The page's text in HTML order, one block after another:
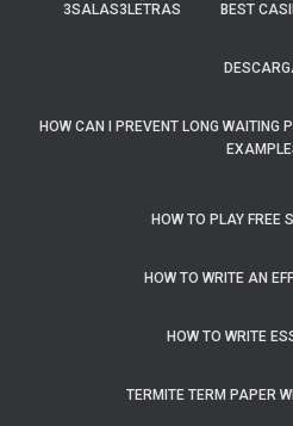
3SALAS3LETRAS BEST
HOW CAN I PREVENT LONG WAITING
HOW TO PLAY FREE
HOW TO WRITE AN
HOW TO WRITE
TERMITE TERM PAPER